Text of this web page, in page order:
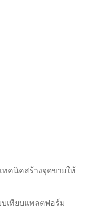
ทคนิคสร้างจุดขายให้
บเทียบแพลตฟอร์ม